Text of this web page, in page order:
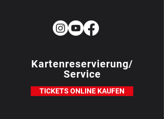
Kartenreservierung/
Service
TICKETS ONLINE KAUFEN